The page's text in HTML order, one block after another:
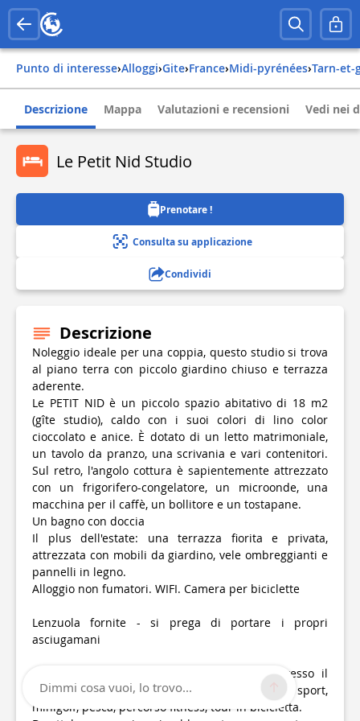
Punto di interesse› Alloggi› Gite› france› midi-pyrénées› tarn-et-
Descrizione Mappa Valutazioni e recensioni Vedi nei
Le Petit Nid Studio
Prenotare !
Consulta su applicazione
Condividi
Descrizione
Noleggio ideale per una coppia, questo studio si trova
al piano terra con piccolo giardino chiuso e terrazza
aderente.
Le PETIT NID è un piccolo spazio abitativo di 18 m2
(gîte studio), caldo con i suoi colori di lino color
cioccolato e anice. È dotato di un letto matrimoniale,
un tavolo da pranzo, una scrivania e vari contenitori.
Sul retro, l'angolo cottura è sapientemente attrezzato
con un frigorifero-congelatore, un microonde, una
macchina per il caffè, un bollitore e un tostapane.
Un bagno con doccia
Il plus dell'estate: una terrazza fiorita e privata,
attrezzata con mobili da giardino, vele ombreggianti e
pannelli in legno.
Alloggio non fumatori. WIFI. Camera per biciclette
Lenzuola fornite - si prega di portare i propri
asciugamani
Attività ricreative nelle vicinanze: piscina presso il
centro ricreativo, tutti i negozi, palazzetto dello sport,
minigolf, pesca, percorso fitness, tour in bicicletta.
Dimmi cosa vuoi, lo trovo...